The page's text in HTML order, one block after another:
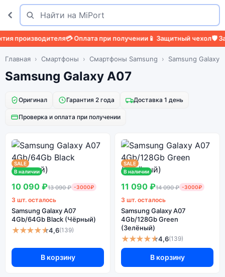
Поиск
Найти
производителя💳 Оплата при получении📱 Защитный чехол🛡️
Главная Смартфоны Смартфоны Samsung Samsung Galaxy
Samsung Galaxy A07
Оригинал Гарантия 2 года Доставка 1 день
Проверка и оплата при получении
SALE
В наличии
10 090 ₽13 090 ₽ -3000₽
3 шт. осталось
Samsung Galaxy A07
4Gb/64Gb Black (Чёрный)
★★★★★4,6(139)
В корзину
SALE
В наличии
11 090 ₽14 090 ₽ -3000₽
3 шт. осталось
Samsung Galaxy A07
4Gb/128Gb Green
(Зелёный)
★★★★★4,6(139)
В корзину